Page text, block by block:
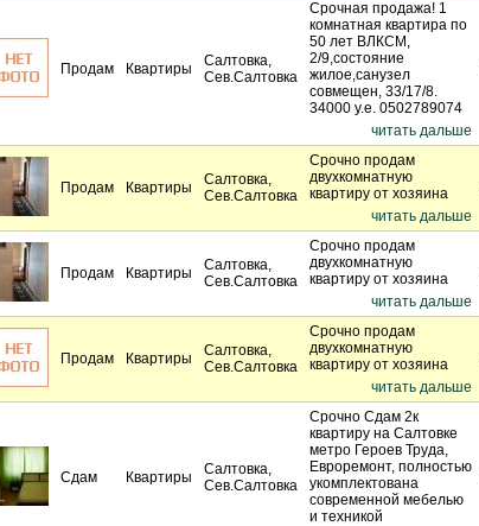
Продам Квартиры
Салтовка,
Сев.Салтовка
Срочная продажа! 1
комнатная квартира по
50 лет ВЛКСМ,
2/9,состояние
жилое,санузел
совмещен, 33/17/8.
34000 у.е. 0502789074
читать дальше
Продам Квартиры
Салтовка,
Сев.Салтовка
Срочно продам
двухкомнатную
квартиру от хозяина
читать дальше
Продам Квартиры
Салтовка,
Сев.Салтовка
Срочно продам
двухкомнатную
квартиру от хозяина
читать дальше
Продам Квартиры
Салтовка,
Сев.Салтовка
Срочно продам
двухкомнатную
квартиру от хозяина
читать дальше
Сдам Квартиры
Салтовка,
Сев.Салтовка
Срочно Сдам 2к
квартиру на Салтовке
метро Героев Труда,
Евроремонт, полностью
укомплектована
современной мебелью
и техникой